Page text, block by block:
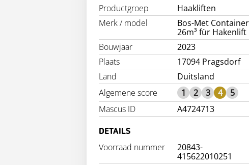
Productgroep
Haakliften
Merk / model
Bos-Met Container
26m³ für Hakenlift
Bouwjaar
2023
Plaats
17094 Pragsdorf
Land
Duitsland
Algemene score
1 2 3 4
5
Mascus ID
A4724713
DETAILS
Voorraad nummer
20843-
415622010251